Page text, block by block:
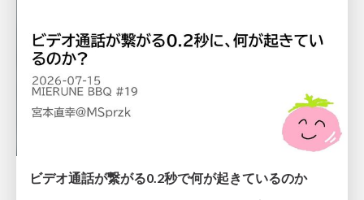
ビデオ通話が繋がる0.2秒で何が起きているのか